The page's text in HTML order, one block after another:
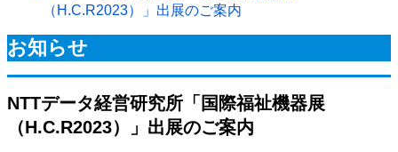
（H.C.R2023）」出展のご案内
お知らせ
NTTデータ経営研究所「国際福祉機器展
（H.C.R2023）」出展のご案内